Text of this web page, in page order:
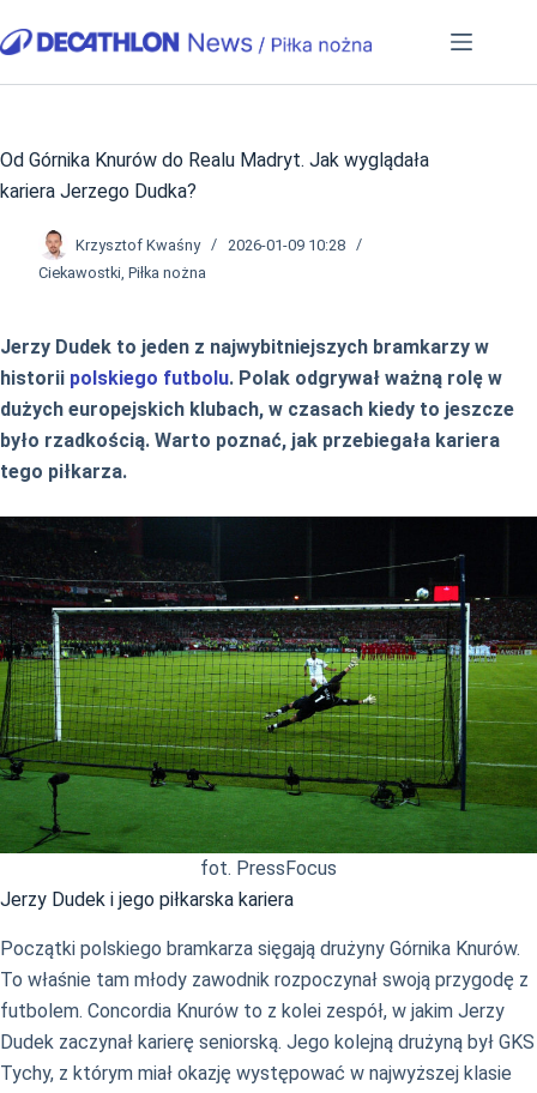
do
Od Górnika Knurów do Realu Madryt. Jak wyglądała
kariera Jerzego Dudka?
Krzysztof Kwaśny
2026-01-09 10:28
Ciekawostki, Piłka nożna
Jerzy Dudek to jeden z najwybitniejszych bramkarzy w
historii polskiego futbolu. Polak odgrywał ważną rolę w
dużych europejskich klubach, w czasach kiedy to jeszcze
było rzadkością. Warto poznać, jak przebiegała kariera
tego piłkarza.
fot. PressFocus
Jerzy Dudek i jego piłkarska kariera
Początki polskiego bramkarza sięgają drużyny Górnika Knurów.
To właśnie tam młody zawodnik rozpoczynał swoją przygodę z
futbolem. Concordia Knurów to z kolei zespół, w jakim Jerzy
Dudek zaczynał karierę seniorską. Jego kolejną drużyną był GKS
Tychy, z którym miał okazję występować w najwyższej klasie